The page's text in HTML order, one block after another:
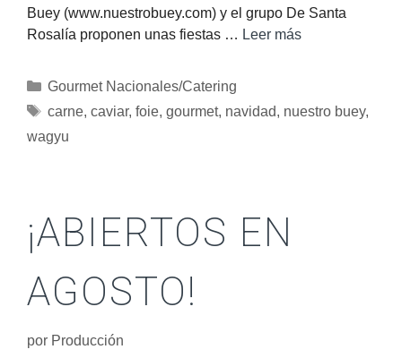
Buey (www.nuestrobuey.com) y el grupo De Santa
Rosalía proponen unas fiestas … Leer más
Gourmet Nacionales/Catering
carne, caviar, foie, gourmet, navidad, nuestro buey,
wagyu
¡ABIERTOS EN
AGOSTO!
por Producción